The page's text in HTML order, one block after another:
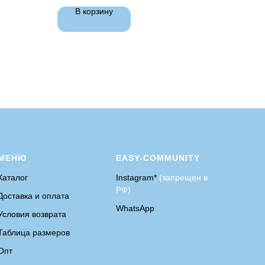
В корзину
и оплата
возврата
размеров
EASY-COMMUNITY
Instagram* (запрещен в
РФ)
WhatsApp